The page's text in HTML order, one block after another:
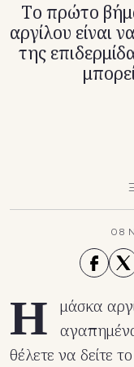
Tο πρώτο
αργίλου είναι
της
08
Η
μάσκα
θέλετε να δείτε